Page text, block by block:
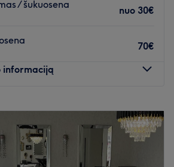
/ šukuosena
nuo 30€
70€
informaciją
20:00
08:00–
20:00
07:00–
19:00
06:00–